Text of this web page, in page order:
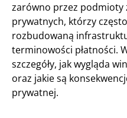
zarówno przez podmioty
prywatnych, którzy
rozbudowaną
terminowości płatności.
szczegóły, jak wygląda
oraz jakie są
prywatnej.